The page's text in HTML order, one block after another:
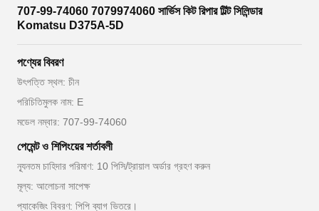
707-99-74060 7079974060 সার্ভিস কিট রিপার টিল্ট সিলিন্ডার
Komatsu D375A-5D
পণ্যের বিবরণ
উৎপত্তি স্থল: চীন
পরিচিতিমুলক নাম: E
মডেল নম্বার: 707-99-74060
পেমেন্ট ও শিপিংয়ের শর্তাবলী
ন্যূনতম চাহিদার পরিমাণ: 10 পিসি/ট্রায়াল অর্ডার গ্রহণ করুন
মূল্য: আলোচনা সাপেক্ষ
প্যাকেজিং বিবরণ: পিপি ব্যাগ ভিতরে।